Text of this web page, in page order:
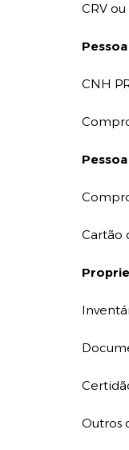
CRV
CNH
Cartão
Outros